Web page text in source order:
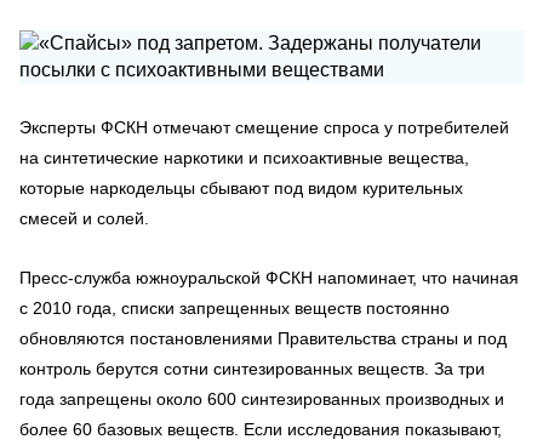
Эксперты ФСКН отмечают смещение спроса у потребителей
на синтетические наркотики и психоактивные вещества,
которые наркодельцы сбывают под видом курительных
смесей и солей.
Пресс-служба южноуральской ФСКН напоминает, что начиная
с 2010 года, списки запрещенных веществ постоянно
обновляются постановлениями Правительства страны и под
контроль берутся сотни синтезированных веществ. За три
года запрещены около 600 синтезированных производных и
более 60 базовых веществ. Если исследования показывают,